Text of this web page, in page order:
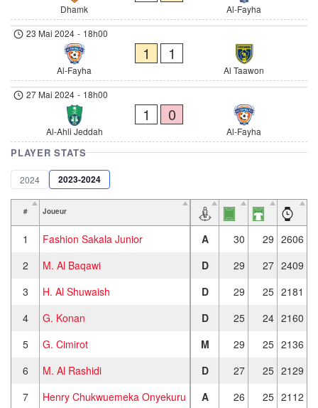
Dhamk
Al-Fayha
23 Mai 2024 - 18h00
Al-Fayha
1 1
Al Taawon
27 Mai 2024 - 18h00
Al-Ahli Jeddah
1 0
Al-Fayha
PLAYER STATS
2024 2023-2024
# Joueur
1 Fashion Sakala Junior A 30 29 2606
2
M. Al Baqawi D 29 27 2409
3
H. Al Shuwaish D 29 25 2181
4
G. Konan D 25 24 2160
5
G. Cimirot M 29 25 2136
6
M. Al Rashidi D 27 25 2129
7
Henry Chukwuemeka Onyekuru A 26 25 2112